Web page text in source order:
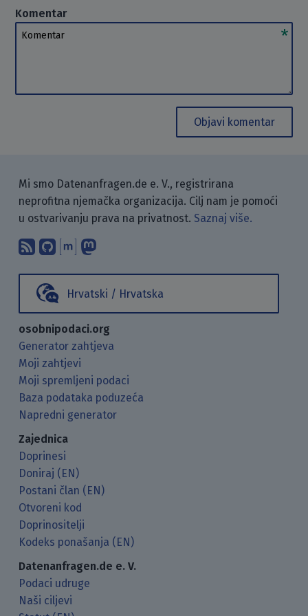
Komentar
Komentar
Objavi komentar
Mi smo Datenanfragen.de e. V., registrirana
neprofitna njemačka organizacija. Cilj nam je pomoći
u ostvarivanju prava na privatnost. Saznaj više.
Pretplati se na naš blog koristeći
Pronađi nas na GitHubu.
Raspravljaj s nama putem
Hrvatski / Hrvatska
osobnipodaci.org
Generator zahtjeva
Moji zahtjevi
Moji spremljeni podaci
Baza podataka poduzeća
Napredni generator
Zajednica
Doprinesi
Doniraj (EN)
Postani član (EN)
Otvoreni kod
Doprinositelji
Kodeks ponašanja (EN)
Datenanfragen.de e. V.
Podaci udruge
Naši ciljevi